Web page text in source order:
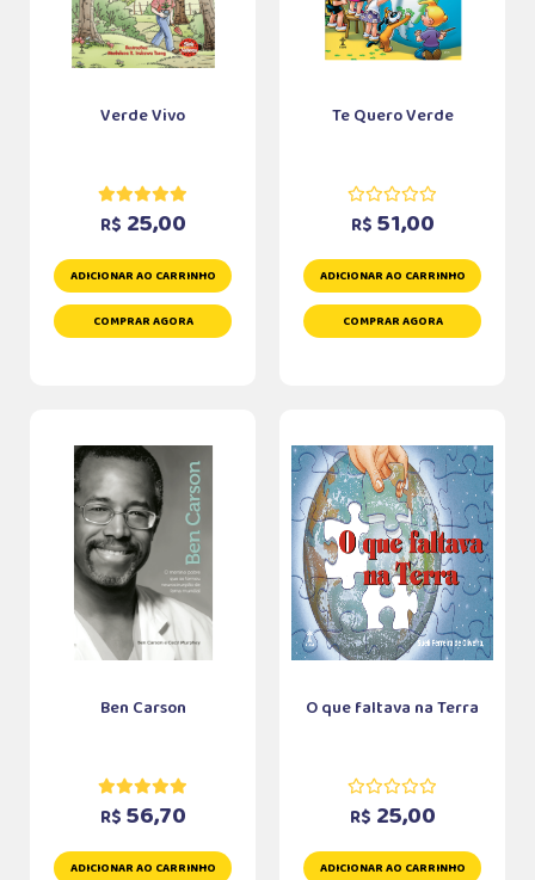
Verde Vivo
R$ 25,00
ADICIONAR AO CARRINHO
COMPRAR AGORA
Te Quero Verde
R$ 51,00
ADICIONAR AO CARRINHO
COMPRAR AGORA
Ben Carson
R$ 56,70
ADICIONAR AO CARRINHO
O que faltava na Terra
R$ 25,00
ADICIONAR AO CARRINHO